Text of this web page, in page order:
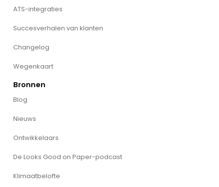
ATS-integraties
Succesverhalen van klanten
Changelog
Wegenkaart
Bronnen
Blog
Nieuws
Ontwikkelaars
De Looks Good on Paper-podcast
Klimaatbelofte